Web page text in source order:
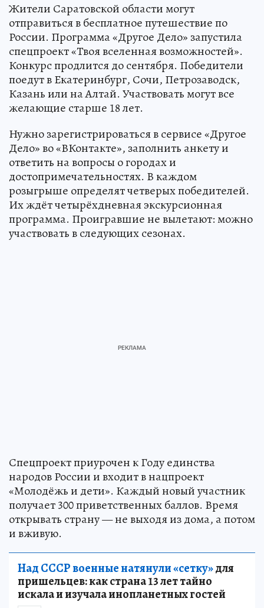
Жители Саратовской области могут
отправиться в бесплатное путешествие по
России. Программа «Другое Дело» запустила
спецпроект «Твоя вселенная возможностей».
Конкурс продлится до сентября. Победители
поедут в Екатеринбург, Сочи, Петрозаводск,
Казань или на Алтай. Участвовать могут все
желающие старше 18 лет.
Нужно зарегистрироваться в сервисе «Другое
Дело» во «ВКонтакте», заполнить анкету и
ответить на вопросы о городах и
достопримечательностях. В каждом
розыгрыше определят четверых победителей.
Их ждёт четырёхдневная экскурсионная
программа. Проигравшие не вылетают: можно
участвовать в следующих сезонах.
Спецпроект приурочен к Году единства
народов России и входит в нацпроект
«Молодёжь и дети». Каждый новый участник
получает 300 приветственных баллов. Время
открывать страну — не выходя из дома, а потом
и вживую.
Над СССР военные натянули «сетку»для
пришельцев: как страна 13 лет тайно
искала и изучала инопланетных гостей